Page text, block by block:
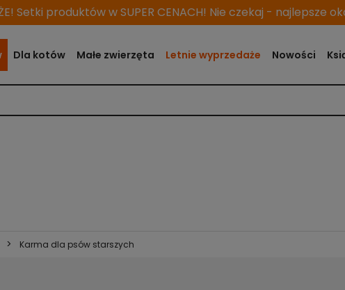
Setki produktów w SUPER CENACH! Nie czekaj - najlepsze
Dla kotów Małe zwierzęta Letnie wyprzedaże Nowości
> Karma dla psów starszych